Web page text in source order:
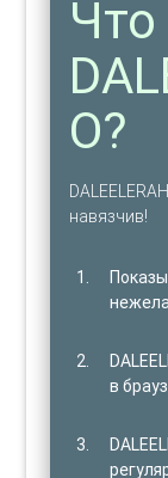
Что
O?
навязчив!
в